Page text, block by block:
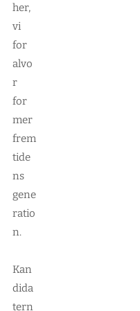
her,
vi
for
alvo
r
for
mer
frem
tide
ns
gene
ratio
n.
Kan
dida
tern